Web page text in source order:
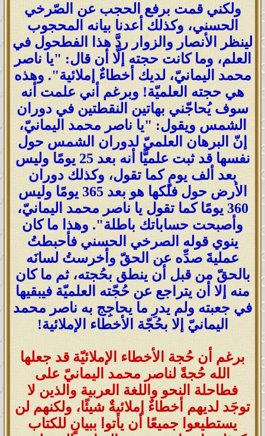
ولكني قمت برفع الحجب عن الصّرخي
الحسني، وكذلك أعدنا بيانه المحجوب
لينظر الأنصار والزوار ردَّ هذا الفطحول في
العلم، وما كانت حجته إلَّا أن قال: "يا ناصر
محمد اليمانيّ، لديك أخطاءٌ إملائية". وهذه
هي حجته العلميّة! وبرغم أني علمت أنه
سوف يُحاجّني بهاتين النقطتين في دوران
الشمس ويقول: "يا ناصر محمد اليمانيّ،
إنّ البرهان العلميّ لدوران الشمس حول
نفسها قد ثبت علميًّا أنه بعد 25 يومًا وليس
بعد ألف يومٍ كما تقول، وكذلك دوران
الأرض حول فلكها هو بعد 365 يومًا وليس
360 يومًا كما تقول يا ناصر محمد اليمانيّ،
وأصبحت حساباتك باطلة". وهذا ما كان
ينوي قوله الصرخي الحسني فأحبطتُ
عمليةَ صدِّه عن الحقّ وأخرستُ لسانَه
بالحقّ من قبل أن ينطق بحُجته، ثم ما كان
منه إلا أن يتراجع عن حُجّته العلميّة فيبقيها
في جعبته ولم يدرِ ما يحاجِج به ناصر محمد
اليمانيّ إلا بحُجّة الأخطاء الإملائية!
برغم أن حُجة الأخطاء الإملائيّة قد جعلها
الله حُجةً لناصر محمد اليمانيّ على
فطاحلة النحو واللغة العربية والذين لا
توجَد لديهم أخطاءٌ إملائيةٌ شيئًا، ولكنهم لن
يستطيعوا جميعًا أن يأتوا ببيانٍ للكتاب